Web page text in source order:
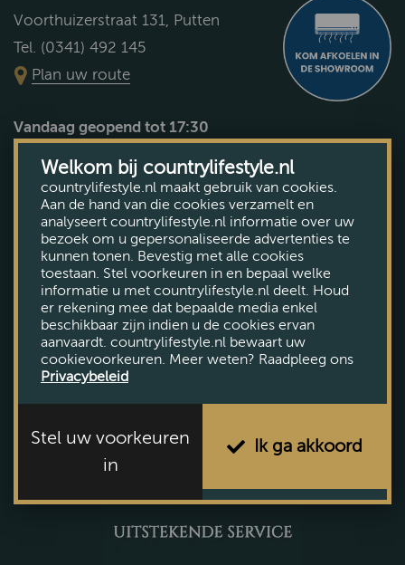
Voorthuizerstraat 131, Putten
Tel. (0341) 492 145
Plan uw route
Vandaag geopend tot 17:30
Welkom bij countrylifestyle.nl
countrylifestyle.nl maakt gebruik van cookies.
Aan de hand van die cookies verzamelt en
analyseert countrylifestyle.nl informatie over uw
bezoek om u gepersonaliseerde advertenties te
kunnen tonen. Bevestig met alle cookies
toestaan. Stel voorkeuren in en bepaal welke
informatie u met countrylifestyle.nl deelt. Houd
er rekening mee dat bepaalde media enkel
beschikbaar zijn indien u de cookies ervan
aanvaardt. countrylifestyle.nl bewaart uw
cookievoorkeuren. Meer weten? Raadpleeg ons
Privacybeleid
Stel uw voorkeuren
in
Ik ga akkoord